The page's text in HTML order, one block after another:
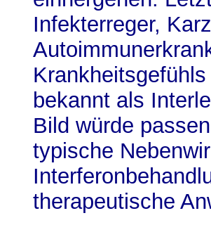
Infekterreger,
bekannt als
Bild würde
typische
therapeutische